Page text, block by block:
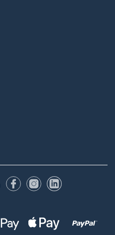
FacebookuInstagramu
LinkedIn